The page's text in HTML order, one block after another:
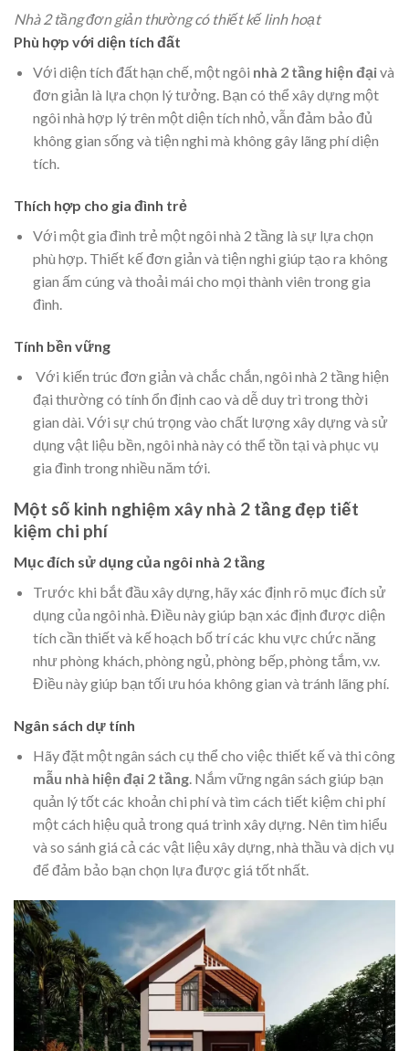
Nhà 2 tầng đơn giản thường có thiết kế linh hoạt
Phù hợp với diện tích đất
Với diện tích đất hạn chế, một ngôi nhà 2 tầng hiện đạivà
đơn giản là lựa chọn lý tưởng. Bạn có thể xây dựng một
ngôi nhà hợp lý trên một diện tích nhỏ, vẫn đảm bảo đủ
không gian sống và tiện nghi mà không gây lãng phí diện
tích.
Thích hợp cho gia đình trẻ
Với một gia đình trẻ một ngôi nhà 2 tầng là sự lựa chọn
phù hợp. Thiết kế đơn giản và tiện nghi giúp tạo ra không
gian ấm cúng và thoải mái cho mọi thành viên trong gia
đình.
Tính bền vững
Với kiến trúc đơn giản và chắc chắn, ngôi nhà 2 tầng hiện
đại thường có tính ổn định cao và dễ duy trì trong thời
gian dài. Với sự chú trọng vào chất lượng xây dựng và sử
dụng vật liệu bền, ngôi nhà này có thể tồn tại và phục vụ
gia đình trong nhiều năm tới.
Một số kinh nghiệm xây nhà 2 tầng đẹp tiết
kiệm chi phí
Mục đích sử dụng của ngôi nhà 2 tầng
Trước khi bắt đầu xây dựng, hãy xác định rõ mục đích sử
dụng của ngôi nhà. Điều này giúp bạn xác định được diện
tích cần thiết và kế hoạch bố trí các khu vực chức năng
như phòng khách, phòng ngủ, phòng bếp, phòng tắm, v.v.
Điều này giúp bạn tối ưu hóa không gian và tránh lãng phí.
Ngân sách dự tính
Hãy đặt một ngân sách cụ thể cho việc thiết kế và thi công
mẫu nhà hiện đại 2 tầng. Nắm vững ngân sách giúp bạn
quản lý tốt các khoản chi phí và tìm cách tiết kiệm chi phí
một cách hiệu quả trong quá trình xây dựng. Nên tìm hiểu
và so sánh giá cả các vật liệu xây dựng, nhà thầu và dịch vụ
để đảm bảo bạn chọn lựa được giá tốt nhất.